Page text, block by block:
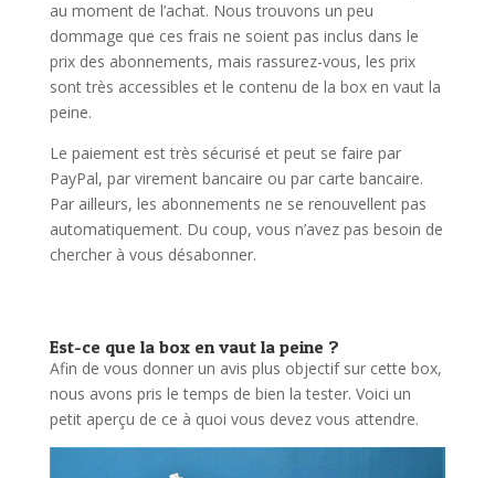
au moment de l’achat. Nous trouvons un peu
dommage que ces frais ne soient pas inclus dans le
prix des abonnements, mais rassurez-vous, les prix
sont très accessibles et le contenu de la box en vaut la
peine.
Le paiement est très sécurisé et peut se faire par
PayPal, par virement bancaire ou par carte bancaire.
Par ailleurs, les abonnements ne se renouvellent pas
automatiquement. Du coup, vous n’avez pas besoin de
chercher à vous désabonner.
Est-ce que la box en vaut la peine ?
Afin de vous donner un avis plus objectif sur cette box,
nous avons pris le temps de bien la tester. Voici un
petit aperçu de ce à quoi vous devez vous attendre.